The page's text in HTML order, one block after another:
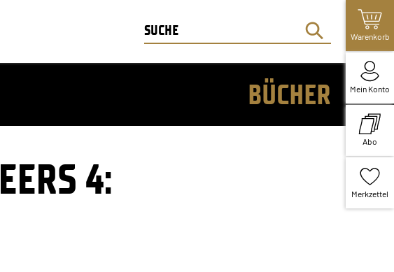
Warenkorb
Mein Konto
Abo
Merkzettel
BÜCHER
4: